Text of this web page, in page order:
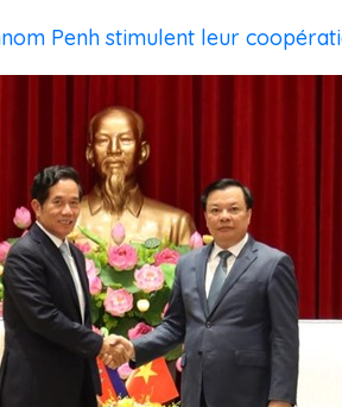
Penh stimulent leur